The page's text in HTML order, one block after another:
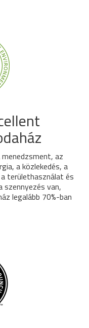
az
a közlekedés, a
területhasználat és
szennyezés van,
legalább 70%-ban